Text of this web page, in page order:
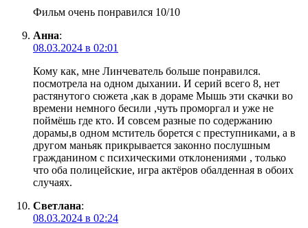
Фильм очень понравился 10/10
Анна:
08.03.2024 в 02:01
Кому как, мне Линчеватель больше понравился.
посмотрела на одном дыхании. И серий всего 8, нет
растянутого сюжета ,как в дораме Мышь эти скачки во
времени немного бесили ,чуть проморгал и уже не
поймёшь где кто. И совсем разные по содержанию
дорамы,в одном мститель борется с преступниками, а в
другом маньяк прикрывается законно послушным
гражданином с психическими отклонениями , только
что оба полицейские, игра актёров обалденная в обоих
случаях.
Светлана:
08.03.2024 в 02:24